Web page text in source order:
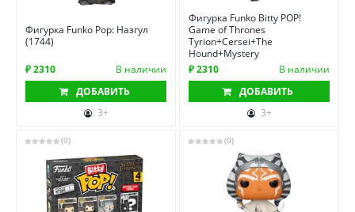
Фигурка Funko Pop: Назгул
(1744)
₽ 2310
В наличии
ДОБАВИТЬ
3+
Фигурка Funko Bitty POP!
Game of Thrones
Tyrion+Cersei+The
Hound+Mystery
₽ 2310
В наличии
ДОБАВИТЬ
3+
(0) (0)